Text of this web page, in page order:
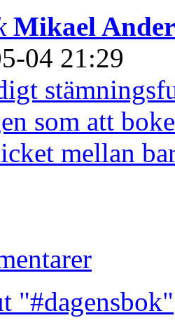
Mikael
04 21:29
som att
mellan
"#dagensbok"